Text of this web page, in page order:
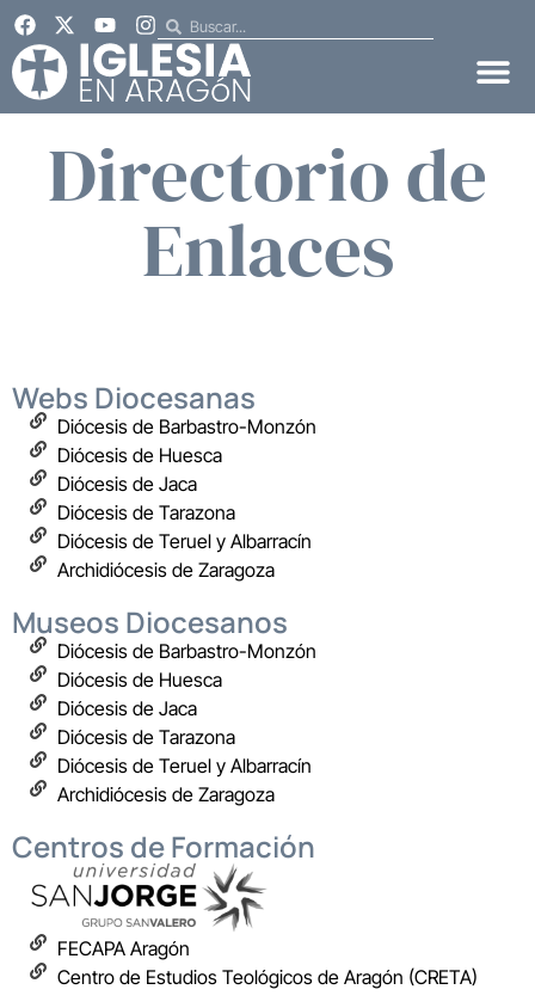
Directorio de
Enlaces
Webs Diocesanas
Diócesis de Barbastro-Monzón
Diócesis de Huesca
Diócesis de Jaca
Diócesis de Tarazona
Diócesis de Teruel y Albarracín
Archidiócesis de Zaragoza
Museos Diocesanos
Diócesis de Barbastro-Monzón
Diócesis de Huesca
Diócesis de Jaca
Diócesis de Tarazona
Diócesis de Teruel y Albarracín
Archidiócesis de Zaragoza
Centros de Formación
FECAPA Aragón
Centro de Estudios Teológicos de Aragón (CRETA)